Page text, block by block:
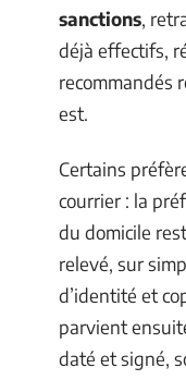
sanctions,
déjà effectifs,
recommandés
est.
Certains
courrier : la
du domicile
relevé, sur
d’identité et
parvient
daté et signé,